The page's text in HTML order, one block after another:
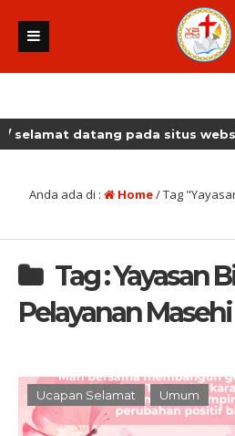
pada situs website sekolah
Anda ada di : Home/Tag
Tag : Yayasan
Pelayanan Masehi
Ucapan Selamat Umum